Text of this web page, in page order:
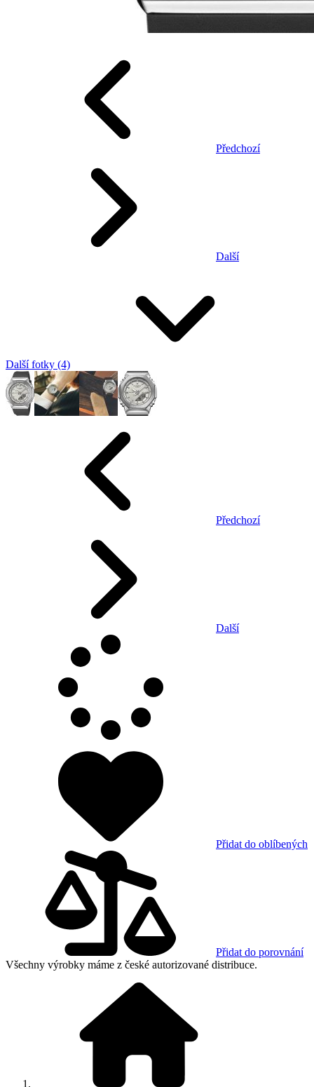
Předchozí
Další
Další fotky (4)
Předchozí
Další
Přidat do oblíbených
Přidat do porovnání
Všechny výrobky máme z české autorizované distribuce.